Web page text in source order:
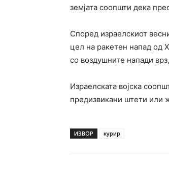
земјата соопшти дека
Според израелскиот
цел на ракетен напад од
со воздушните напади
Израелската војска
предизвикани штети или
ИЗВОР курир